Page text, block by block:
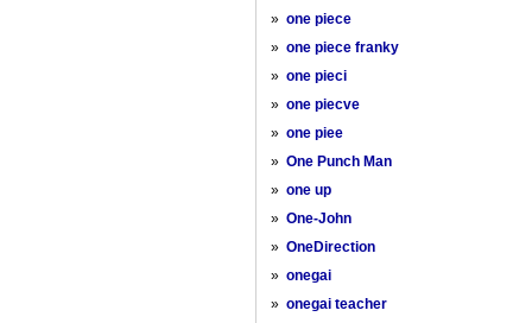
» one piece
» one piece franky
» one pieci
» one piecve
» one piee
» One Punch Man
» one up
» One-John
» OneDirection
» onegai
» onegai teacher